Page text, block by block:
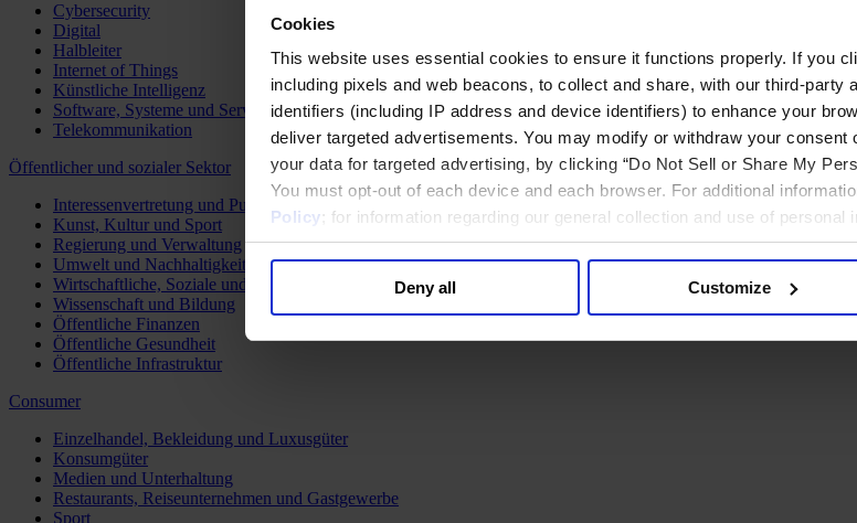
Cookies
This website uses essential cookies to ensure it functions properly. If you
including pixels and web beacons, to collect and share, with our third-
identifiers (including IP address and device identifiers) to enhance your
deliver targeted advertisements. You may modify or withdraw your
your data for targeted advertising, by clicking “Do Not Sell or Share My
You must opt-out of each device and each browser. For additional
Policy; for information regarding our general collection and use of personal
Deny all Customize
Cybersecurity
Digital
Halbleiter
Internet of Things
Künstliche Intelligenz
Software, Systeme und Services
Telekommunikation
Öffentlicher und sozialer Sektor
Interessenvertretung und Public Affairs
Kunst, Kultur und Sport
Regierung und Verwaltung
Umwelt und Nachhaltigkeit
Wirtschaftliche, Soziale und Humanitäre Entwicklung
Wissenschaft und Bildung
Öffentliche Finanzen
Öffentliche Gesundheit
Öffentliche Infrastruktur
Consumer
Einzelhandel, Bekleidung und Luxusgüter
Konsumgüter
Medien und Unterhaltung
Restaurants, Reiseunternehmen und Gastgewerbe
Sport